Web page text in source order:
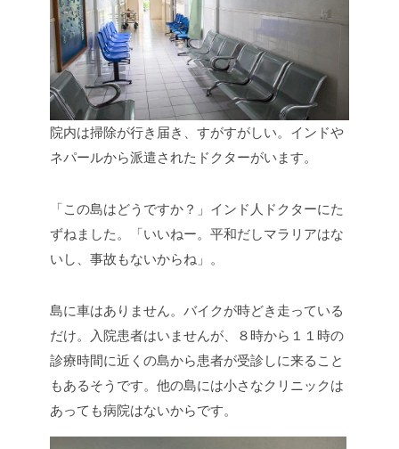
院内は掃除が行き届き、すがすがしい。インドや
ネパールから派遣されたドクターがいます。
「この島はどうですか？」インド人ドクターにた
ずねました。「いいねー。平和だしマラリアはな
いし、事故もないからね」。
島に車はありません。バイクが時どき走っている
だけ。入院患者はいませんが、８時から１１時の
診療時間に近くの島から患者が受診しに来ること
もあるそうです。他の島には小さなクリニックは
あっても病院はないからです。